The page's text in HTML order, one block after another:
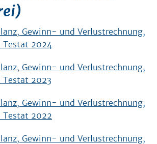
Gewinn- und Verlustrechnung,
Testat 2024
Gewinn- und Verlustrechnung,
Testat 2023
Gewinn- und Verlustrechnung,
Testat 2022
Gewinn- und Verlustrechnung,